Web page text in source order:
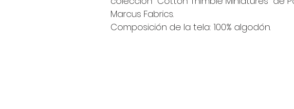
Marcus Fabrics.
Composición de la tela: 100% algodón.